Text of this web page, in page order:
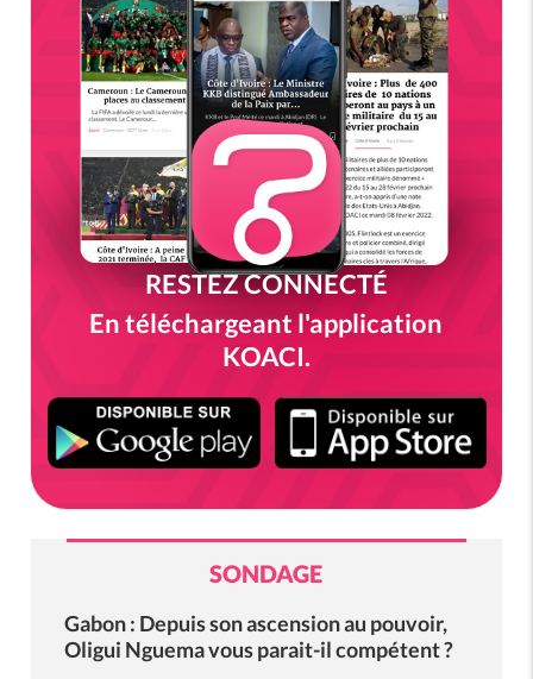
RESTEZ CONNECTÉ
En téléchargeant l'application
KOACI.
SONDAGE
Gabon : Depuis son ascension au pouvoir,
Oligui Nguema vous parait-il compétent ?